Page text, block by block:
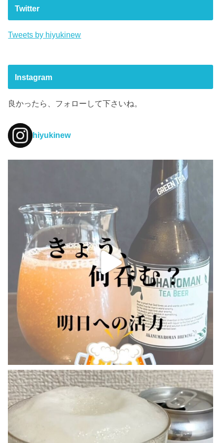
Twitter
Tweets by hiyukinew
Instagram
良かったら、フォローして下さいね。
hiyukinew